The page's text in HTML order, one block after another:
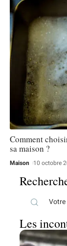
Comment
sa maison ?
Maison 10 octobre
Les